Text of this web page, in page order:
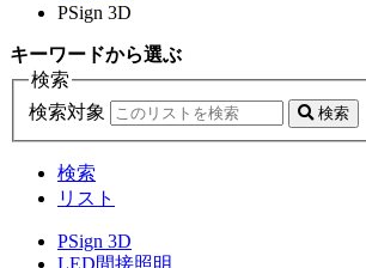
PSign 3D
キーワードから選ぶ
検索
検索対象
検索
検索
リスト
PSign 3D
LED間接照明